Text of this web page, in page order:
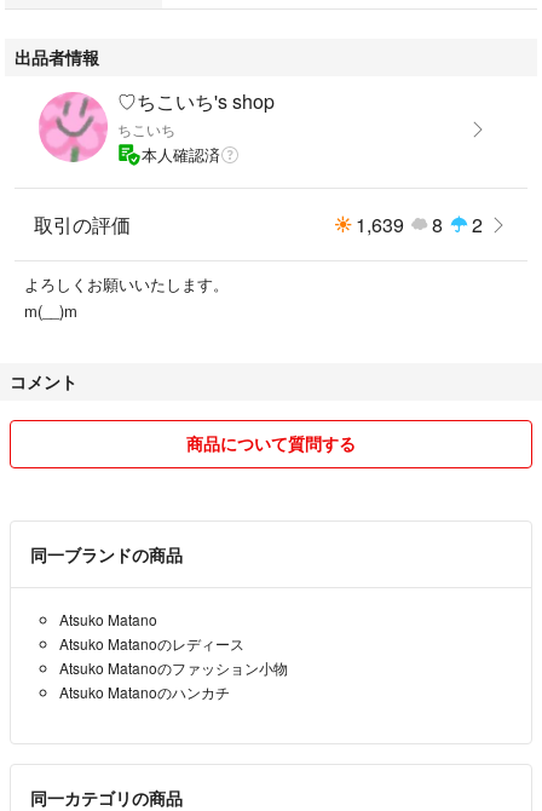
出品者情報
♡ちこいち's shop
ちこいち
本人確認済
取引の評価 1,639 8 2
よろしくお願いいたします。
m(__)m
コメント
商品について質問する
同一ブランドの商品
Atsuko Matano
Atsuko Matanoのレディース
Atsuko Matanoのファッション小物
Atsuko Matanoのハンカチ
同一カテゴリの商品